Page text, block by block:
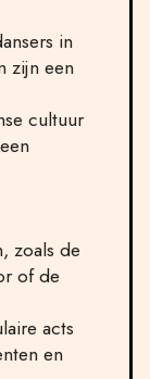
in
zijn een
cultuur
zoals de
of de
acts
en